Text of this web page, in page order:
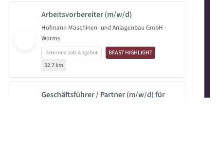
Arbeitsvorbereiter (m/w/d)
Hofmann Maschinen- und Anlagenbau GmbH ·
Worms
Externes Job-Angebot
BEAST HIGHLIGHT
52.7 km
Geschäftsführer / Partner (m/w/d) für